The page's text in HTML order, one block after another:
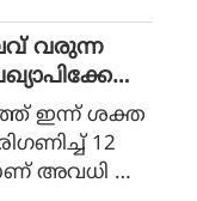
പറഞ്ഞു. കര
ഫീല്‍ഡ്
അസിം
അടുത്ത
ന
വരുന്ന
ഇന്ന് ശക്ത
12
അവധി പ്ര